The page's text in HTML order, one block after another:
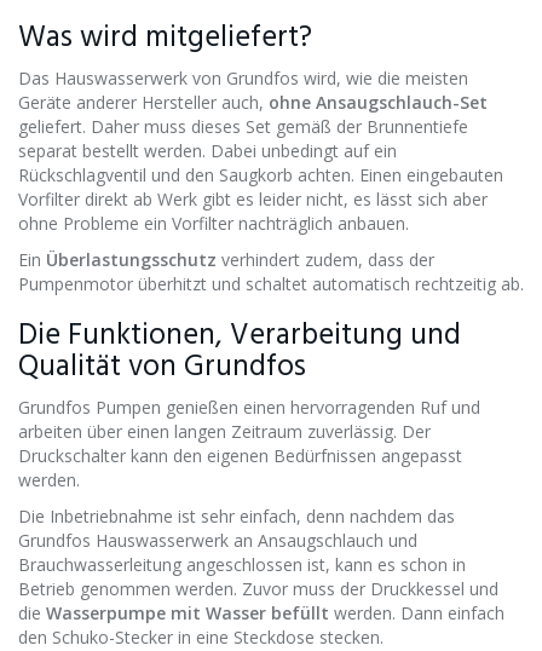
Was wird mitgeliefert?
Das Hauswasserwerk von Grundfos wird, wie die meisten
Geräte anderer Hersteller auch, ohne Ansaugschlauch-Set
geliefert. Daher muss dieses Set gemäß der Brunnentiefe
separat bestellt werden. Dabei unbedingt auf ein
Rückschlagventil und den Saugkorb achten. Einen eingebauten
Vorfilter direkt ab Werk gibt es leider nicht, es lässt sich aber
ohne Probleme ein Vorfilter nachträglich anbauen.
Ein Überlastungsschutz verhindert zudem, dass der
Pumpenmotor überhitzt und schaltet automatisch rechtzeitig ab.
Die Funktionen, Verarbeitung und
Qualität von Grundfos
Grundfos Pumpen genießen einen hervorragenden Ruf und
arbeiten über einen langen Zeitraum zuverlässig. Der
Druckschalter kann den eigenen Bedürfnissen angepasst
werden.
Die Inbetriebnahme ist sehr einfach, denn nachdem das
Grundfos Hauswasserwerk an Ansaugschlauch und
Brauchwasserleitung angeschlossen ist, kann es schon in
Betrieb genommen werden. Zuvor muss der Druckkessel und
die Wasserpumpe mit Wasser befüllt werden. Dann einfach
den Schuko-Stecker in eine Steckdose stecken.